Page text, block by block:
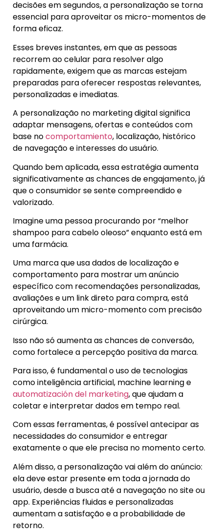
decisões em segundos, a personalização se torna
essencial para aproveitar os micro-momentos de
forma eficaz.
Esses breves instantes, em que as pessoas
recorrem ao celular para resolver algo
rapidamente, exigem que as marcas estejam
preparadas para oferecer respostas relevantes,
personalizadas e imediatas.
A personalização no marketing digital significa
adaptar mensagens, ofertas e conteúdos com
base nocomportamiento, localização, histórico
de navegação e interesses do usuário.
Quando bem aplicada, essa estratégia aumenta
significativamente as chances de engajamento, já
que o consumidor se sente compreendido e
valorizado.
Imagine uma pessoa procurando por “melhor
shampoo para cabelo oleoso” enquanto está em
uma farmácia.
Uma marca que usa dados de localização e
comportamento para mostrar um anúncio
específico com recomendações personalizadas,
avaliações e um link direto para compra, está
aproveitando um micro-momento com precisão
cirúrgica.
Isso não só aumenta as chances de conversão,
como fortalece a percepção positiva da marca.
Para isso, é fundamental o uso de tecnologias
como inteligência artificial, machine learning e
automatización del marketing, que ajudam a
coletar e interpretar dados em tempo real.
Com essas ferramentas, é possível antecipar as
necessidades do consumidor e entregar
exatamente o que ele precisa no momento certo.
Além disso, a personalização vai além do anúncio:
ela deve estar presente em toda a jornada do
usuário, desde a busca até a navegação no site ou
app. Experiências fluidas e personalizadas
aumentam a satisfação e a probabilidade de
retorno.